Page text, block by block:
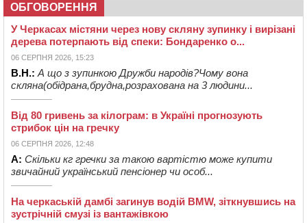
ОБГОВОРЕННЯ
У Черкасах містяни через нову скляну зупинку і вирізані
дерева потерпають від спеки: Бондаренко о...
06 СЕРПНЯ 2026, 15:23
В.Н.: А що з зупинкою Дружби народів?Чому вона
скляна(обідрана,брудна,розрахована на 3 людини...
Від 80 гривень за кілограм: в Україні прогнозують
стрибок цін на гречку
06 СЕРПНЯ 2026, 12:48
А: Скільки кг гречки за такою вартістю може купити
звичайний український пенсіонер чи особ...
На черкаській дамбі загинув водій BMW, зіткнувшись на
зустрічній смузі із вантажівкою